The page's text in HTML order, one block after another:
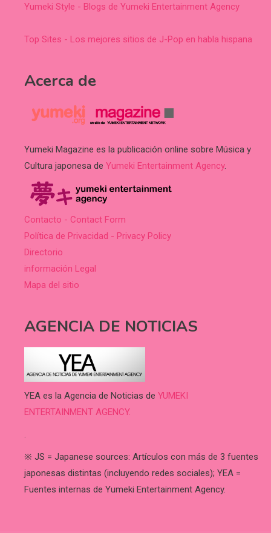
Yumeki Style - Blogs de Yumeki Entertainment Agency
Top Sites - Los mejores sitios de J-Pop en habla hispana
Acerca de
Yumeki Magazine es la publicación online sobre Música y
Cultura japonesa de Yumeki Entertainment Agency.
Contacto - Contact Form
Política de Privacidad - Privacy Policy
Directorio
información Legal
Mapa del sitio
AGENCIA DE NOTICIAS
YEA es la Agencia de Noticias de YUMEKI
ENTERTAINMENT AGENCY.
.
※ JS = Japanese sources: Artículos con más de 3 fuentes
japonesas distintas (incluyendo redes sociales); YEA =
Fuentes internas de Yumeki Entertainment Agency.